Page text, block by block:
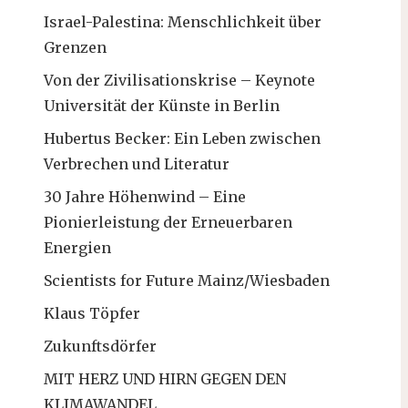
Israel-Palestina: Menschlichkeit über
Grenzen
Von der Zivilisationskrise – Keynote
Universität der Künste in Berlin
Hubertus Becker: Ein Leben zwischen
Verbrechen und Literatur
30 Jahre Höhenwind – Eine
Pionierleistung der Erneuerbaren
Energien
Scientists for Future Mainz/Wiesbaden
Klaus Töpfer
Zukunftsdörfer
MIT HERZ UND HIRN GEGEN DEN